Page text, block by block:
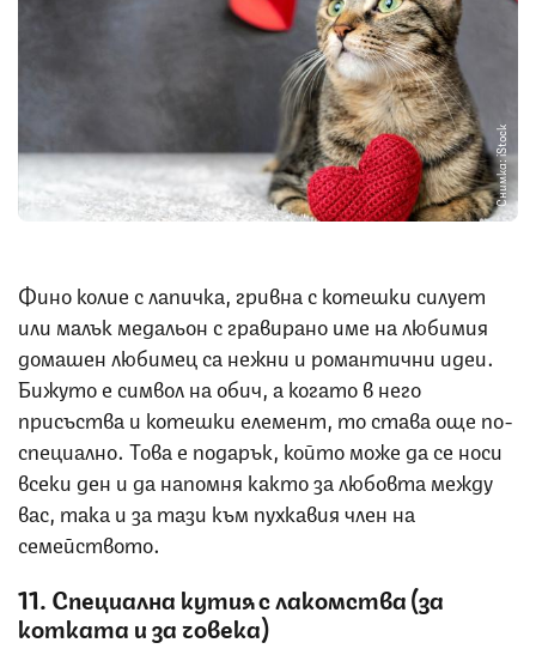
Снимка: iStock
Фино колие с лапичка, гривна с котешки силует
или малък медальон с гравирано име на любимия
домашен любимец са нежни и романтични идеи.
Бижуто е символ на обич, а когато в него
присъства и котешки елемент, то става още по-
специално. Това е подарък, който може да се носи
всеки ден и да напомня както за любовта между
вас, така и за тази към пухкавия член на
семейството.
11. Специална кутия с лакомства (за
котката и за човека)